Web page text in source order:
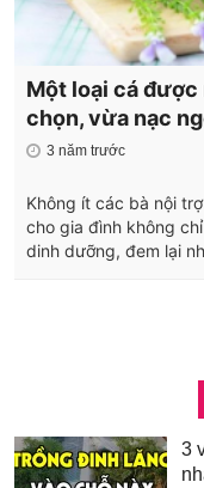
Một loại cá
chọn, vừa nạc
3 năm trước
Không ít các bà nội
cho gia đình không
dinh dưỡng, đem lại
3